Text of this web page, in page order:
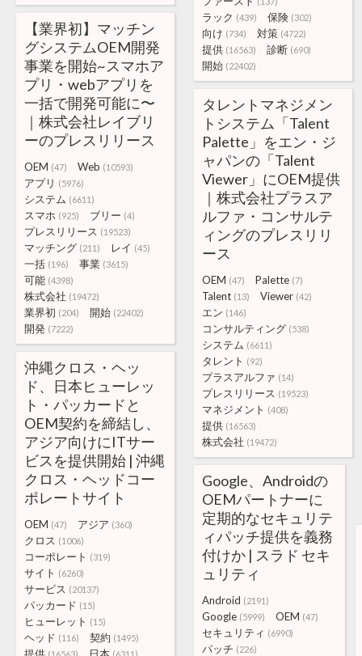
ラック (439) 保険 (302)
向け (734) 対策 (4722)
提供 (16563) 診断 (690)
開始 (22402)
【業界初】マッチン
グシステムOEM開発
事業を開始~スマホア
プリ・webアプリを
一括で開発可能に〜
｜株式会社レイブリ
ーのプレスリリース
OEM (47) Web (10593)
アプリ (5976)
システム (6611)
スマホ (925) ブリー (4)
プレスリリース (19523)
マッチング (211) レイ (45)
一括 (196) 事業 (3615)
可能 (4398)
株式会社 (19472)
業界初 (204) 開始 (22402)
開発 (7222)
タレントマネジメン
トシステム「Talent
Palette」をエン・ジ
ャパンの「Talent
Viewer」にOEM提供
｜株式会社プラスア
ルファ・コンサルテ
ィングのプレスリリ
ース
OEM (47) Palette (7)
Talent (13) Viewer (42)
エン (146)
コンサルティング (538)
システム (6611)
タレント (92)
プラスアルファ (14)
プレスリリース (19523)
マネジメント (408)
提供 (16563)
株式会社 (19472)
沖縄クロス・ヘッ
ド、日本ヒューレッ
ト・パッカードと
OEM契約を締結し、
アジア向けにITサー
ビスを提供開始 | 沖縄
クロス・ヘッドコー
ポレートサイト
OEM (47) アジア (360)
クロス (1006)
コーポレート (319)
サイト (6260)
サービス (20137)
パッカード (15)
ヒューレット (15)
ヘッド (116) 契約 (1495)
Google、Androidの
OEMパートナーに
定期的なセキュリテ
ィパッチ提供を義務
付けか | スラド セキ
ュリティ
Android (2191)
Google (5999) OEM (47)
セキュリティ (6990)
パッチ (226)